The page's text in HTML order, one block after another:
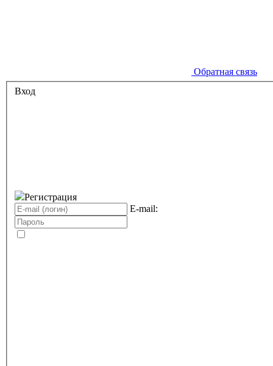
Обратная связь
Вход
Регистрация
E-mail: